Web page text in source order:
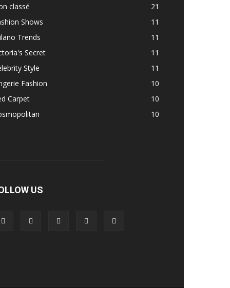
classé
21
Shows
11
Trends
11
Secret
11
Style
11
Fashion
10
Carpet
10
10
US